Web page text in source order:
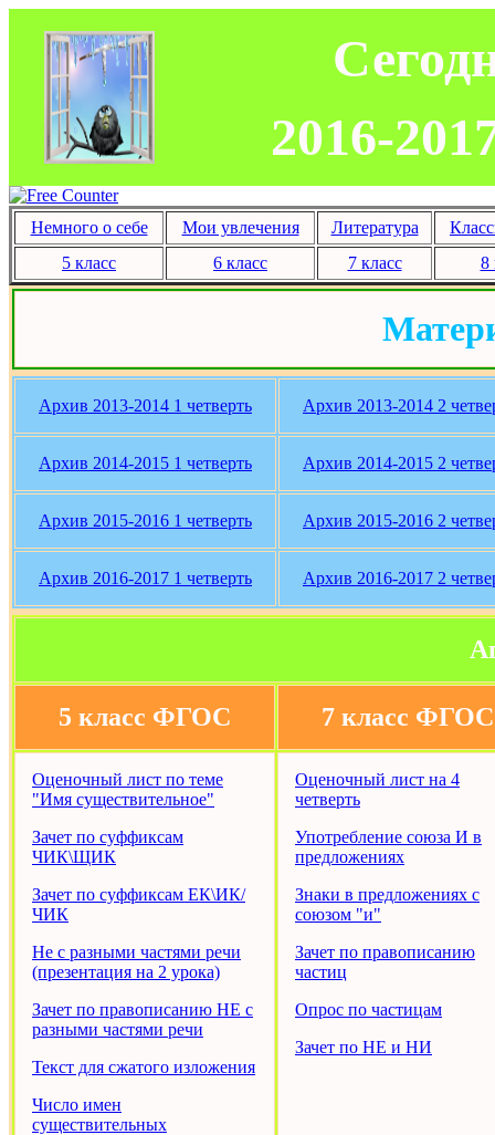
2016-
Немного о себе Мои увлечения Литература
5 класс
6 класс 7 класс 8
Архив 2013-2014 1 четверть Архив 2013-2014 2
Архив 2014-2015 1 четверть Архив 2014-2015 2
Архив 2015-2016 1 четверть Архив 2015-2016 2
Архив 2016-2017 1 четверть Архив 2016-2017 2
5 класс ФГОС 7 класс ФГОС
Оценочный лист по теме
"Имя существительное"
Зачет по суффиксам
ЧИК\ЩИК
Зачет по суффиксам ЕК\ИК/
ЧИК
Не с разными частями речи
(презентация на 2 урока)
Зачет по правописанию НЕ с
разными частями речи
Текст для сжатого изложения
Число имен
существительных
Оценочный лист на 4
четверть
Употребление союза И в
предложениях
Знаки в предложениях с
союзом "и"
Зачет по правописанию
частиц
Опрос по частицам
Зачет по НЕ и НИ